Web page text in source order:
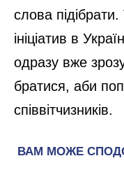
слова підібрати.
ініціатив в
одразу вже
братися, аби
співвітчизників.